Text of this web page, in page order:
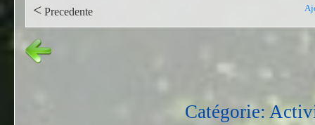
< Precedente
Catégorie: